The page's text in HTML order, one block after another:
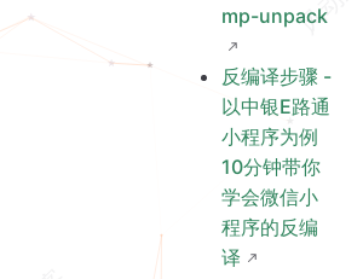
mp-unpack
反编译步骤 -
以中银E路通
小程序为例
10分钟带你
学会微信小
程序的反编
译